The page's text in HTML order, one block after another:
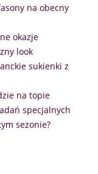
na obecny
okazje
look
sukienki z
na topie
specjalnych
sezonie?